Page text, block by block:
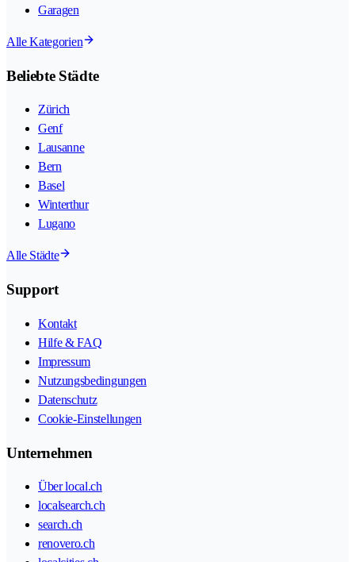
Garagen
Alle Kategorien
Beliebte Städte
Zürich
Genf
Lausanne
Bern
Basel
Winterthur
Lugano
Alle Städte
Support
Kontakt
Hilfe & FAQ
Impressum
Nutzungsbedingungen
Datenschutz
Cookie-Einstellungen
Unternehmen
Über local.ch
localsearch.ch
search.ch
renovero.ch